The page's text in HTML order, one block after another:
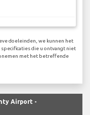
doeleinden, we kunnen het
specificaties die u ontvangt niet
met het betreffende
Airport -